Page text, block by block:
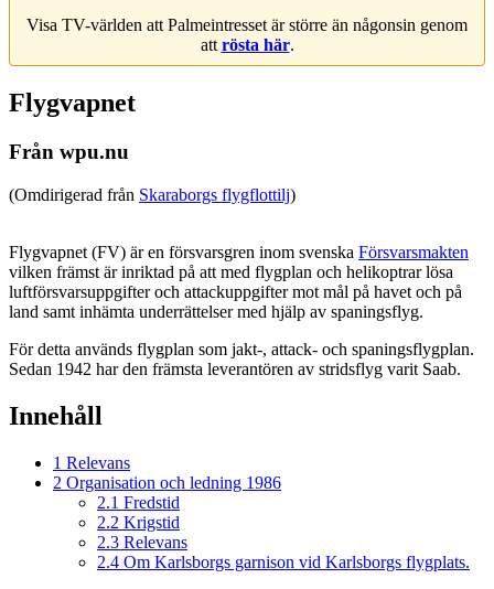
Visa TV-världen att Palmeintresset är större än någonsin genom
att rösta här.
Flygvapnet
Från wpu.nu
(Omdirigerad från Skaraborgs flygflottilj)
Flygvapnet (FV) är en försvarsgren inom svenska Försvarsmakten
vilken främst är inriktad på att med flygplan och helikoptrar lösa
luftförsvarsuppgifter och attackuppgifter mot mål på havet och på
land samt inhämta underrättelser med hjälp av spaningsflyg.
För detta används flygplan som jakt-, attack- och spaningsflygplan.
Sedan 1942 har den främsta leverantören av stridsflyg varit Saab.
Innehåll
1 Relevans
2 Organisation och ledning 1986
2.1 Fredstid
2.2 Krigstid
2.3 Relevans
2.4 Om Karlsborgs garnison vid Karlsborgs flygplats.